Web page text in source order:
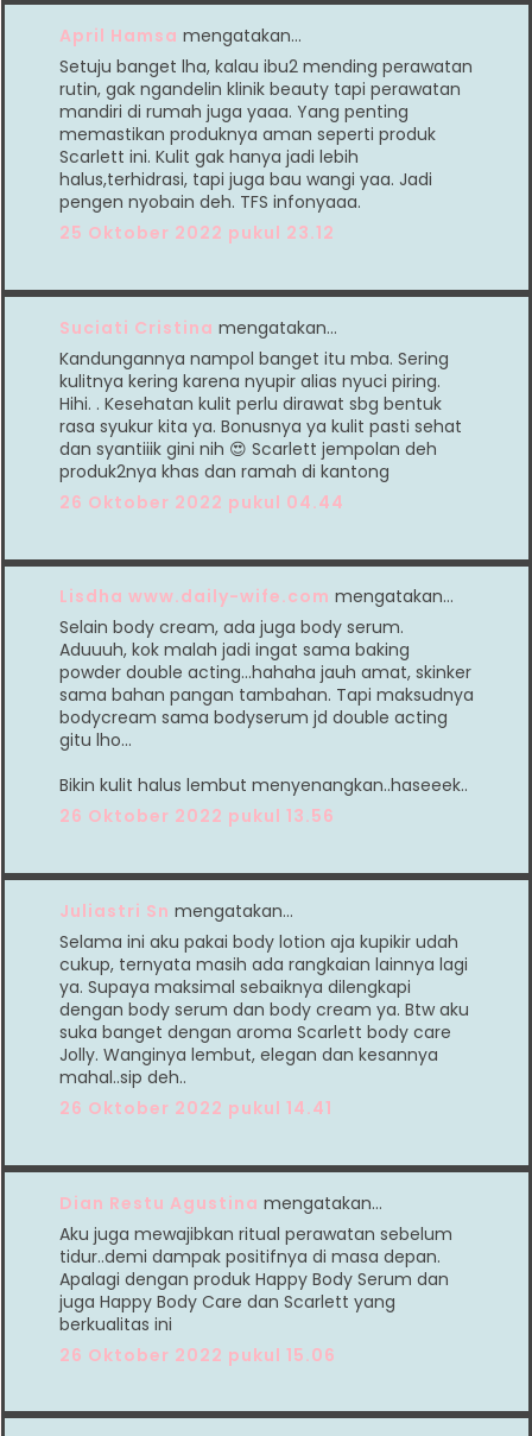
April Hamsa mengatakan…
Setuju banget lha, kalau ibu2 mending perawatan
rutin, gak ngandelin klinik beauty tapi perawatan
mandiri di rumah juga yaaa. Yang penting
memastikan produknya aman seperti produk
Scarlett ini. Kulit gak hanya jadi lebih
halus,terhidrasi, tapi juga bau wangi yaa. Jadi
pengen nyobain deh. TFS infonyaaa.
25 Oktober 2022 pukul 23.12
Suciati Cristina mengatakan…
Kandungannya nampol banget itu mba. Sering
kulitnya kering karena nyupir alias nyuci piring.
Hihi. . Kesehatan kulit perlu dirawat sbg bentuk
rasa syukur kita ya. Bonusnya ya kulit pasti sehat
dan syantiiik gini nih 😍 Scarlett jempolan deh
produk2nya khas dan ramah di kantong
26 Oktober 2022 pukul 04.44
Lisdha www.daily-wife.com mengatakan…
Selain body cream, ada juga body serum.
Aduuuh, kok malah jadi ingat sama baking
powder double acting...hahaha jauh amat, skinker
sama bahan pangan tambahan. Tapi maksudnya
bodycream sama bodyserum jd double acting
gitu lho...
Bikin kulit halus lembut menyenangkan..haseeek..
26 Oktober 2022 pukul 13.56
Juliastri Sn mengatakan…
Selama ini aku pakai body lotion aja kupikir udah
cukup, ternyata masih ada rangkaian lainnya lagi
ya. Supaya maksimal sebaiknya dilengkapi
dengan body serum dan body cream ya. Btw aku
suka banget dengan aroma Scarlett body care
Jolly. Wanginya lembut, elegan dan kesannya
mahal..sip deh..
26 Oktober 2022 pukul 14.41
Dian Restu Agustina mengatakan…
Aku juga mewajibkan ritual perawatan sebelum
tidur..demi dampak positifnya di masa depan.
Apalagi dengan produk Happy Body Serum dan
juga Happy Body Care dan Scarlett yang
berkualitas ini
26 Oktober 2022 pukul 15.06